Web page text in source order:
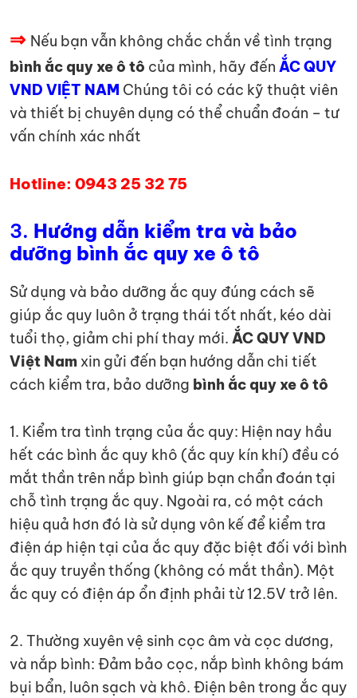
⇒ Nếu bạn vẫn không chắc chắn về tình trạng
bình ắc quy xe ô tô của mình, hãy đến ẮC QUY
VND VIỆT NAM Chúng tôi có các kỹ thuật viên
và thiết bị chuyên dụng có thể chuẩn đoán – tư
vấn chính xác nhất
Hotline: 0943 25 32 75
3. Hướng dẫn kiểm tra và bảo
dưỡng bình ắc quy xe ô tô
Sử dụng và bảo dưỡng ắc quy đúng cách sẽ
giúp ắc quy luôn ở trạng thái tốt nhất, kéo dài
tuổi thọ, giảm chi phí thay mới. ẮC QUY VND
Việt Nam xin gửi đến bạn hướng dẫn chi tiết
cách kiểm tra, bảo dưỡng bình ắc quy xe ô tô
1. Kiểm tra tình trạng của ắc quy: Hiện nay hầu
hết các bình ắc quy khô (ắc quy kín khí) đều có
mắt thần trên nắp bình giúp bạn chẩn đoán tại
chỗ tình trạng ắc quy. Ngoài ra, có một cách
hiệu quả hơn đó là sử dụng vôn kế để kiểm tra
điện áp hiện tại của ắc quy đặc biệt đối với bình
ắc quy truyền thống (không có mắt thần). Một
ắc quy có điện áp ổn định phải từ 12.5V trở lên.
2. Thường xuyên vệ sinh cọc âm và cọc dương,
và nắp bình: Đảm bảo cọc, nắp bình không bám
bụi bẩn, luôn sạch và khô. Điện bên trong ắc quy